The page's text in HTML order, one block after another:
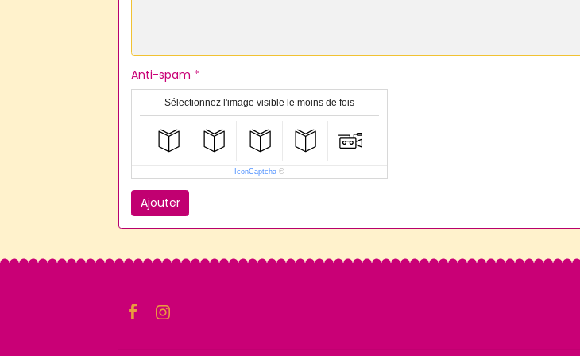
Anti-spam
Sélectionnez l'image visible le moins de fois
IconCaptcha ©
Ajouter